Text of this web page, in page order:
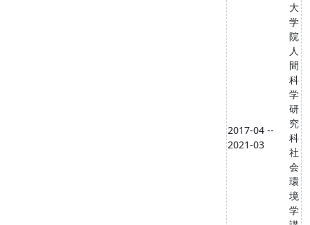
2017-04 --
2021-03
大
学
院
人
間
科
学
研
究
科
社
会
環
境
学